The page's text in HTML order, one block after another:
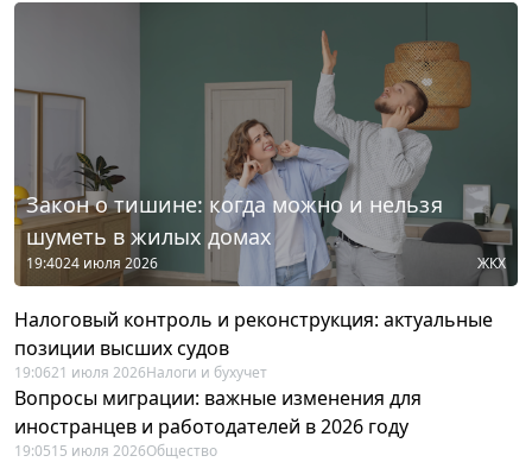
Закон о тишине: когда можно и нельзя
шуметь в жилых домах
19:4024 июля 2026 ЖКХ
Налоговый контроль и реконструкция: актуальные
позиции высших судов
19:0621 июля 2026Налоги и бухучет
Вопросы миграции: важные изменения для
иностранцев и работодателей в 2026 году
19:0515 июля 2026Общество